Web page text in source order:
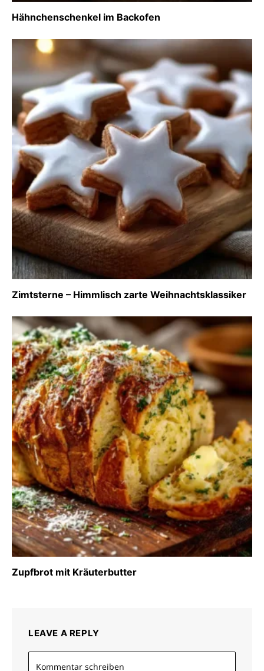
Hähnchenschenkel im Backofen
Zimtsterne – Himmlisch zarte Weihnachtsklassiker
Zupfbrot mit Kräuterbutter
LEAVE A REPLY